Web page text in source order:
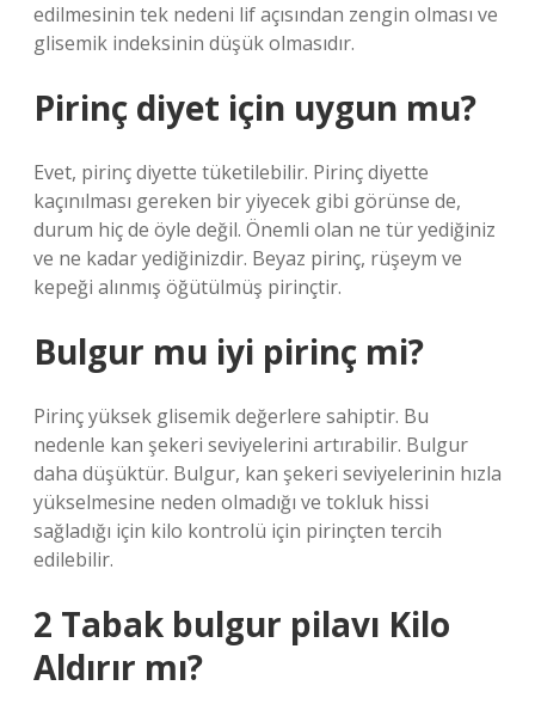
edilmesinin tek nedeni lif açısından zengin olması ve
glisemik indeksinin düşük olmasıdır.
Pirinç diyet için uygun mu?
Evet, pirinç diyette tüketilebilir. Pirinç diyette
kaçınılması gereken bir yiyecek gibi görünse de,
durum hiç de öyle değil. Önemli olan ne tür yediğiniz
ve ne kadar yediğinizdir. Beyaz pirinç, rüşeym ve
kepeği alınmış öğütülmüş pirinçtir.
Bulgur mu iyi pirinç mi?
Pirinç yüksek glisemik değerlere sahiptir. Bu
nedenle kan şekeri seviyelerini artırabilir. Bulgur
daha düşüktür. Bulgur, kan şekeri seviyelerinin hızla
yükselmesine neden olmadığı ve tokluk hissi
sağladığı için kilo kontrolü için pirinçten tercih
edilebilir.
2 Tabak bulgur pilavı Kilo
Aldırır mı?